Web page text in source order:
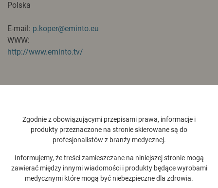
Zgodnie z obowiązującymi przepisami prawa, informacje i
produkty przeznaczone na stronie skierowane są do
profesjonalistów z branży medycznej.
Informujemy, że treści zamieszczane na niniejszej stronie mogą
zawierać między innymi wiadomości i produkty będące wyrobami
medycznymi które mogą być niebezpieczne dla zdrowia.
Polska
E-mail: p.koper@eminto.eu
WWW:
http://www.eminto.tv/
Eminto.tv to kompleksowy system komunikacji gabinet-
pacjent, stworzony z myślą o gabinetach
stomatologicznych. Łączy trzy narzędzia w jednym:
telewizję edukacyjną i relaksacyjną do poczekalni,
aplikację do prezentacji zabiegów przy fotelu pacjenta oraz
platformę SMS do kontaktu z pacjentem przed wizytą.